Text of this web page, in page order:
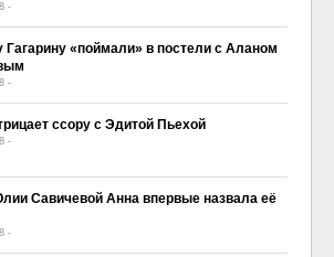
-
Гагарину «поймали» в постели с Аланом
-
ссору с Эдитой Пьехой
-
Савичевой Анна впервые назвала её
-